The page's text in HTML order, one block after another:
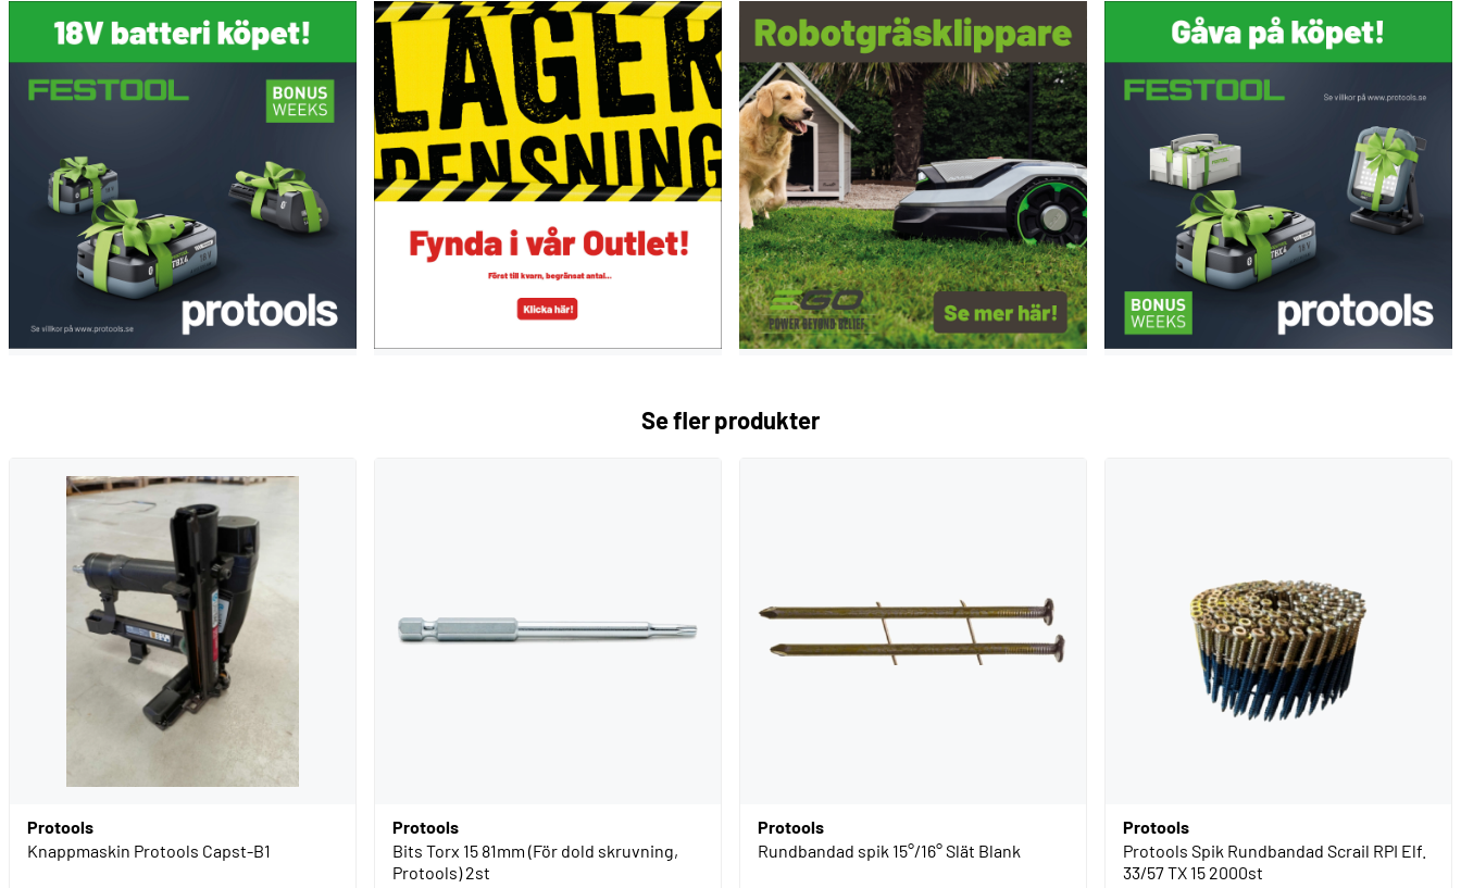
Se fler produkter
Protools
Knappmaskin Protools Capst-B1
Protools
Bits Torx 15 81mm (För dold skruvning,
Protools) 2st
Protools
Rundbandad spik 15°/16° Slät Blank
Protools
Protools Spik Rundbandad Scrail RPI Elf.
33/57 TX 15 2000st